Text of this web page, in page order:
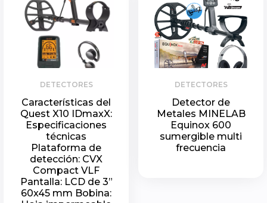
DETECTORES
Características del
Quest X10 IDmaxX:
Especificaciones
técnicas
Plataforma de
detección: CVX
Compact VLF
Pantalla: LCD de 3”
60x45 mm Bobina:
DETECTORES
Detector de
Metales MINELAB
Equinox 600
sumergible multi
frecuencia